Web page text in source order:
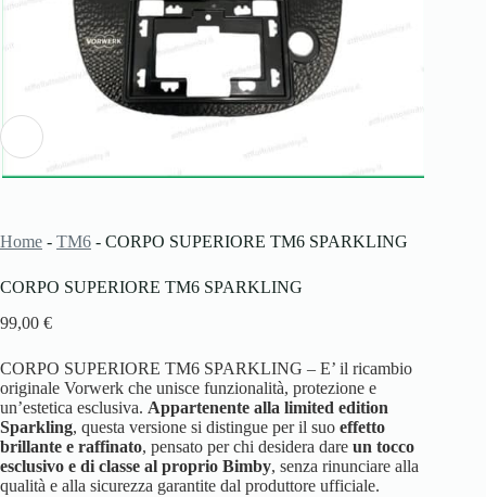
Home - TM6 - CORPO SUPERIORE TM6 SPARKLING
CORPO SUPERIORE TM6 SPARKLING
99,00 €
CORPO SUPERIORE TM6 SPARKLING – E’ il ricambio
originale Vorwerk che unisce funzionalità, protezione e
un’estetica esclusiva. Appartenente alla limited edition
Sparkling, questa versione si distingue per il suo effetto
brillante e raffinato, pensato per chi desidera dare un tocco
esclusivo e di classe al proprio Bimby, senza rinunciare alla
qualità e alla sicurezza garantite dal produttore ufficiale.